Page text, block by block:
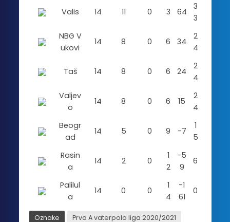
Valis 14 11 0 3 64
3
3
NBG V
ukovi
14 8 0 6 34
2
4
Taš 14 8 0 6 24
2
4
Valjev
o
14 8 0 6 15
2
4
Beogr
ad
14 5 0 9 -7
1
5
Rasin
a
14 2 0
1
2
-5
9
6
Palilul
a
14 0 0
1
4
-1
61
0
Oznake Prva A vaterpolo liga 2020/2021